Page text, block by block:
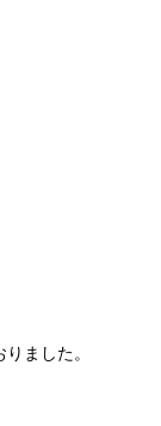
ました。